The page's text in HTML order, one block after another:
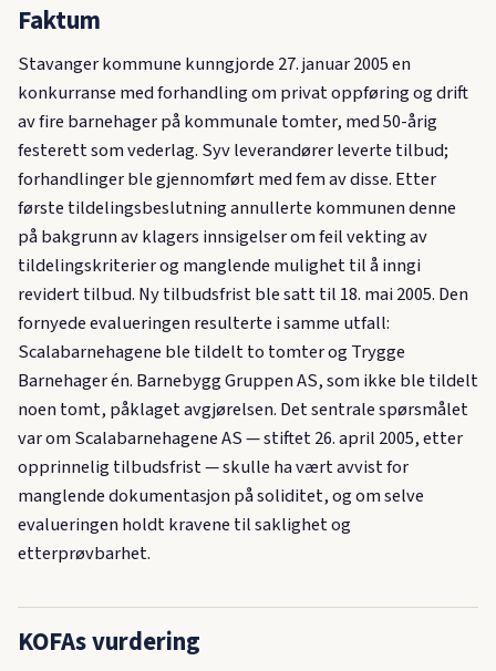
Faktum
Stavanger kommune kunngjorde 27. januar 2005 en
konkurranse med forhandling om privat oppføring og drift
av fire barnehager på kommunale tomter, med 50-årig
festerett som vederlag. Syv leverandører leverte tilbud;
forhandlinger ble gjennomført med fem av disse. Etter
første tildelingsbeslutning annullerte kommunen denne
på bakgrunn av klagers innsigelser om feil vekting av
tildelingskriterier og manglende mulighet til å inngi
revidert tilbud. Ny tilbudsfrist ble satt til 18. mai 2005. Den
fornyede evalueringen resulterte i samme utfall:
Scalabarnehagene ble tildelt to tomter og Trygge
Barnehager én. Barnebygg Gruppen AS, som ikke ble tildelt
noen tomt, påklaget avgjørelsen. Det sentrale spørsmålet
var om Scalabarnehagene AS — stiftet 26. april 2005, etter
opprinnelig tilbudsfrist — skulle ha vært avvist for
manglende dokumentasjon på soliditet, og om selve
evalueringen holdt kravene til saklighet og
etterprøvbarhet.
KOFAs vurdering